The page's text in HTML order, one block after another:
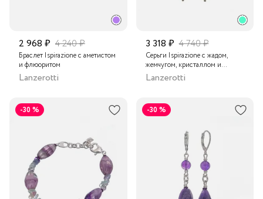
2 968 ₽ 4 240 ₽
Браслет Ispirazione с аметистом
и флюоритом
Lanzerotti
3 318 ₽ 4 740 ₽
Серьги Ispirazione с жадом,
жемчугом, кристаллом и
флюоритом
Lanzerotti
-30 % -30 %